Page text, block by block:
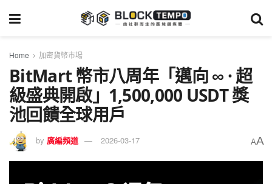
Home 加密貨幣市場
BitMart 幣市八周年「邁向 ∞ · 超
級盛典開啟」1,500,000 USDT 獎
池回饋全球用戶
by 廣編頻道 2026-03-17 AA